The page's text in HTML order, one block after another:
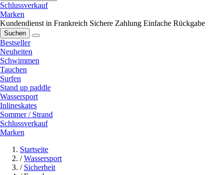
Schlussverkauf
Marken
Kundendienst in Frankreich Sichere Zahlung Einfache Rückgabe
Suchen
Bestseller
Neuheiten
Schwimmen
Tauchen
Surfen
Stand up paddle
Wassersport
Inlineskates
Sommer / Strand
Schlussverkauf
Marken
Startseite
/ Wassersport
/ Sicherheit